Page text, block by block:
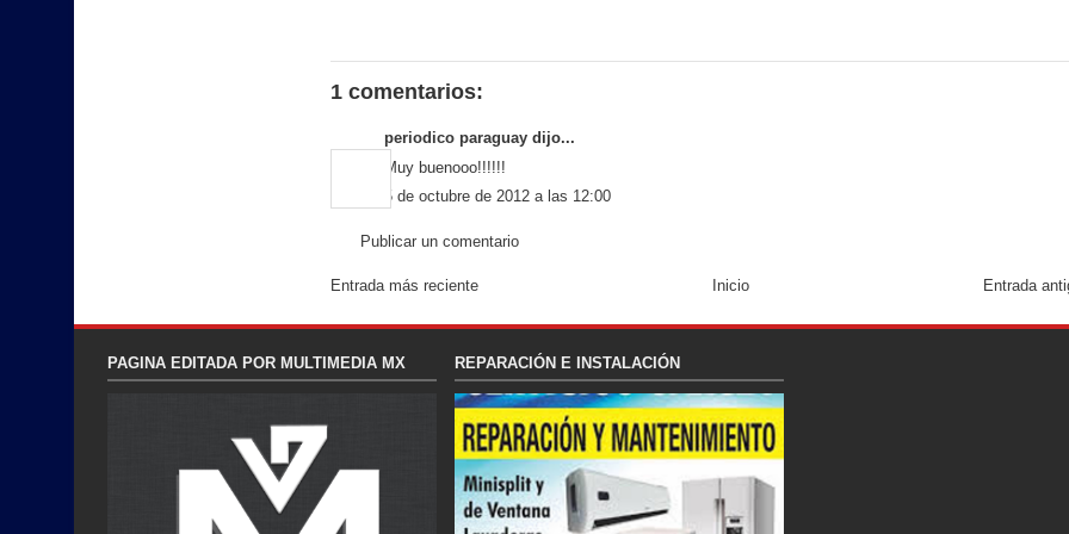
1 comentarios:
periodico paraguay dijo...
Muy buenooo!!!!!!
5 de octubre de 2012 a las 12:00
Publicar un comentario
Entrada más reciente Entrada
Inicio
PAGINA EDITADA POR MULTIMEDIA MX REPARACIÓN E INSTALACIÓN